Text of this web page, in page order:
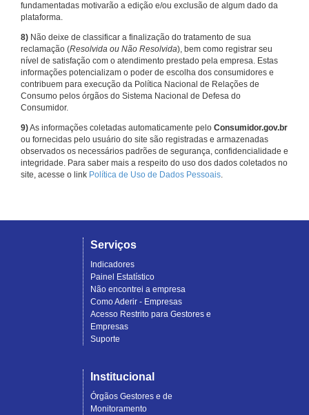
fundamentadas motivarão a edição e/ou exclusão de algum dado da
plataforma.
8) Não deixe de classificar a finalização do tratamento de sua
reclamação (Resolvida ou Não Resolvida), bem como registrar seu
nível de satisfação com o atendimento prestado pela empresa. Estas
informações potencializam o poder de escolha dos consumidores e
contribuem para execução da Política Nacional de Relações de
Consumo pelos órgãos do Sistema Nacional de Defesa do
Consumidor.
9)As informações coletadas automaticamente pelo Consumidor.gov.br
ou fornecidas pelo usuário do site são registradas e armazenadas
observados os necessários padrões de segurança, confidencialidade e
integridade. Para saber mais a respeito do uso dos dados coletados no
site, acesse o link Política de Uso de Dados Pessoais.
Serviços
Indicadores
Painel Estatístico
Não encontrei a empresa
Como Aderir - Empresas
Acesso Restrito para Gestores e
Empresas
Suporte
Institucional
Órgãos Gestores e de
Monitoramento